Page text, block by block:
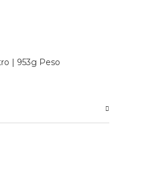
| 953g Peso